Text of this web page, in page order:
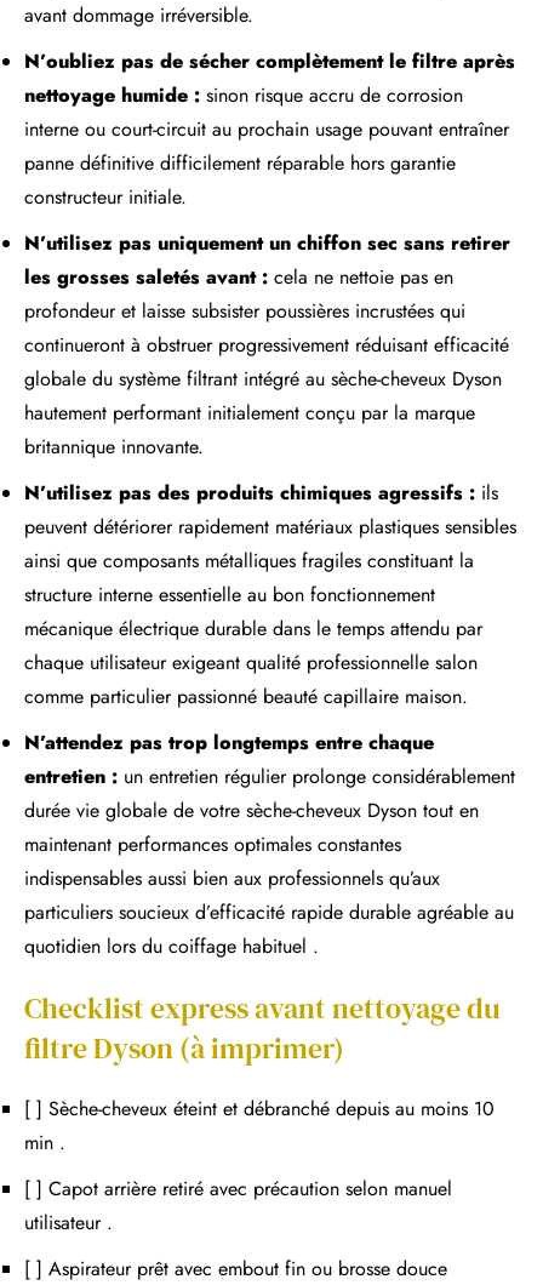
avant dommage irréversible.
N’oubliez pas de sécher complètement le filtre après
nettoyage humide : sinon risque accru de corrosion
interne ou court-circuit au prochain usage pouvant entraîner
panne définitive difficilement réparable hors garantie
constructeur initiale.
N’utilisez pas uniquement un chiffon sec sans retirer
les grosses saletés avant : cela ne nettoie pas en
profondeur et laisse subsister poussières incrustées qui
continueront à obstruer progressivement réduisant efficacité
globale du système filtrant intégré au sèche-cheveux Dyson
hautement performant initialement conçu par la marque
britannique innovante.
N’utilisez pas des produits chimiques agressifs : ils
peuvent détériorer rapidement matériaux plastiques sensibles
ainsi que composants métalliques fragiles constituant la
structure interne essentielle au bon fonctionnement
mécanique électrique durable dans le temps attendu par
chaque utilisateur exigeant qualité professionnelle salon
comme particulier passionné beauté capillaire maison.
N’attendez pas trop longtemps entre chaque
entretien : un entretien régulier prolonge considérablement
durée vie globale de votre sèche-cheveux Dyson tout en
maintenant performances optimales constantes
indispensables aussi bien aux professionnels qu’aux
particuliers soucieux d’efficacité rapide durable agréable au
quotidien lors du coiffage habituel .
Checklist express avant nettoyage du
filtre Dyson (à imprimer)
[ ] Sèche-cheveux éteint et débranché depuis au moins 10
min .
[ ] Capot arrière retiré avec précaution selon manuel
utilisateur .
[ ] Aspirateur prêt avec embout fin ou brosse douce